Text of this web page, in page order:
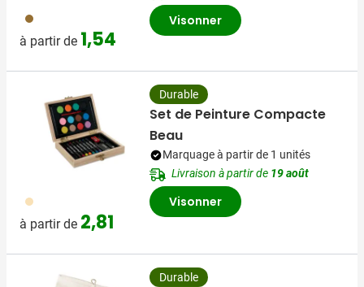
945
à partir de 1,54
Visonner
945
à partir de 2,81
Durable
Set de Peinture Compacte
Beau
Marquage à partir de 1 unités
Livraison à partir de 19 août
Visonner
Durable